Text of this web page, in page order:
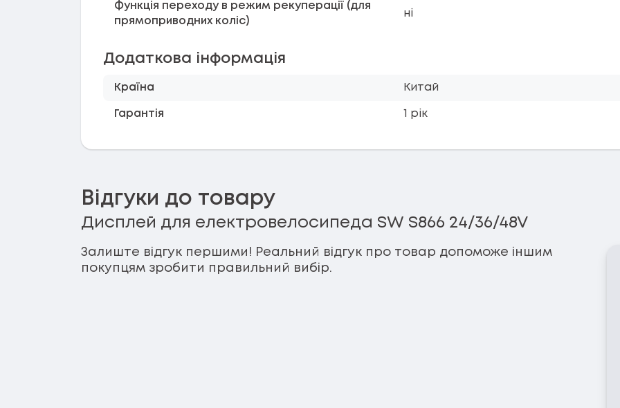
Функція переходу в режим рекуперації (для
прямоприводних коліс)
ні
Додаткова інформація
Країна Китай
Гарантія 1 рік
Відгуки до товару
Дисплей для електровелосипеда SW S866 24/36/48V
Залиште відгук першими! Реальний відгук про товар допоможе іншим
покупцям зробити правильний вибір.